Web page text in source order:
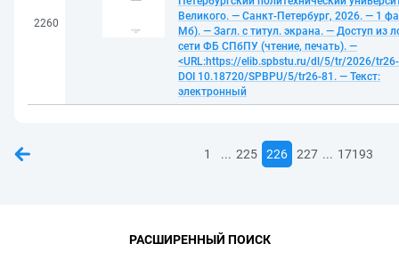
2260
Великого. — Санкт-Петербург, 2026. — 1
Мб). — Загл. с титул. экрана. — Доступ из
сети ФБ СПбПУ (чтение, печать). —
<URL:https://elib.spbstu.ru/dl/5/tr/2026/
DOI 10.18720/SPBPU/5/tr26-81. — Текст:
электронный
1 ... 225 226 227 ... 17193
РАСШИРЕННЫЙ ПОИСК